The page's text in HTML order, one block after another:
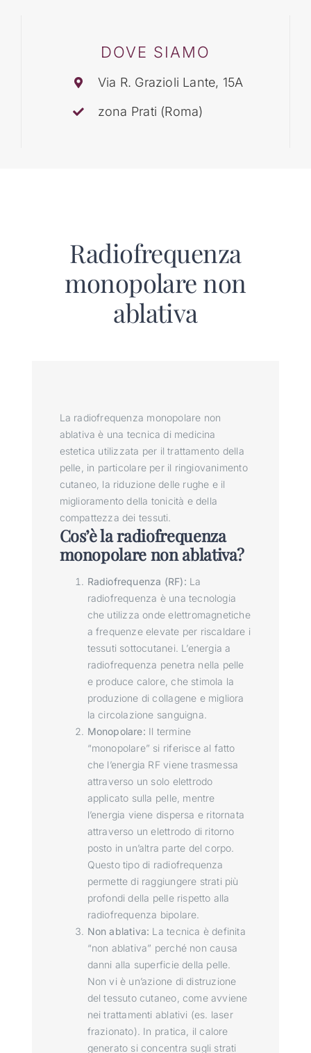
DOVE SIAMO
Via R. Grazioli Lante, 15A
zona Prati (Roma)
Radiofrequenza
monopolare non
ablativa
La radiofrequenza monopolare non
ablativa è una tecnica di medicina
estetica utilizzata per il trattamento della
pelle, in particolare per il ringiovanimento
cutaneo, la riduzione delle rughe e il
miglioramento della tonicità e della
compattezza dei tessuti.
Cos’è la radiofrequenza
monopolare non ablativa?
Radiofrequenza (RF): La
radiofrequenza è una tecnologia
che utilizza onde elettromagnetiche
a frequenze elevate per riscaldare i
tessuti sottocutanei. L’energia a
radiofrequenza penetra nella pelle
e produce calore, che stimola la
produzione di collagene e migliora
la circolazione sanguigna.
Monopolare: Il termine
“monopolare” si riferisce al fatto
che l’energia RF viene trasmessa
attraverso un solo elettrodo
applicato sulla pelle, mentre
l’energia viene dispersa e ritornata
attraverso un elettrodo di ritorno
posto in un’altra parte del corpo.
Questo tipo di radiofrequenza
permette di raggiungere strati più
profondi della pelle rispetto alla
radiofrequenza bipolare.
Non ablativa: La tecnica è definita
“non ablativa” perché non causa
danni alla superficie della pelle.
Non vi è un’azione di distruzione
del tessuto cutaneo, come avviene
nei trattamenti ablativi (es. laser
frazionato). In pratica, il calore
generato si concentra sugli strati